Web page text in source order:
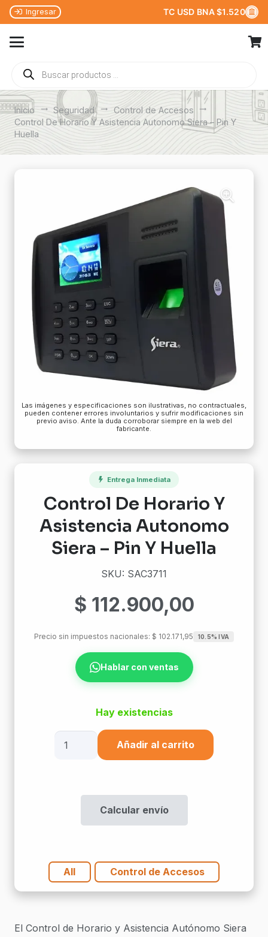
Ingresar TC USD BNA $1.520
Búsqueda
de
productos
Inicio trending_flat Seguridad trending_flat Control de Accesos trending_flat
Control De Horario Y Asistencia Autonomo Siera – Pin Y
Huella
Las imágenes y especificaciones son ilustrativas, no contractuales,
pueden contener errores involuntarios y sufrir modificaciones sin
previo aviso. Ante la duda corroborar siempre en la web del
fabricante.
Entrega Inmediata
Control De Horario Y
Asistencia Autonomo
Siera – Pin Y Huella
SKU: SAC3711
$ 112.900,00
Precio sin impuestos nacionales: $ 102.171,95 10.5% IVA
Hablar con ventas
Hay existencias
Asistencia
Autonomo
Pin
Huella
Añadir al carrito
Calcular envío
All Control de Accesos
El Control de Horario y Asistencia Autónomo Siera